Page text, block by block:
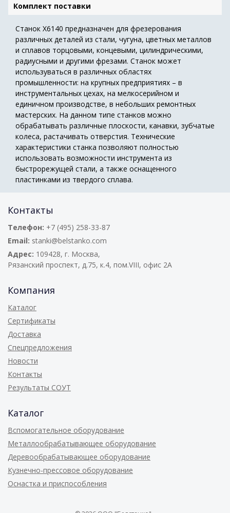
Комплект поставки
Станок X6140 предназначен для фрезерования
различных деталей из стали, чугуна, цветных металлов
и сплавов торцовыми, концевыми, цилиндрическими,
радиусными и другими фрезами. Станок может
используваться в различных областях
промышленности: на крупных предприятиях – в
инструментальных цехах, на мелкосерийном и
единичном производстве, в небольших ремонтных
мастерских. На данном типе станков можно
обрабатывать различные плоскости, канавки, зубчатые
колеса, растачивать отверстия. Технические
характеристики станка позволяют полностью
использовать возможности инструмента из
быстрорежущей стали, а также оснащенного
пластинками из твердого сплава.
Контакты
Телефон: +7 (495) 258-33-87
Email: stanki@belstanko.com
Адрес: 109428, г. Москва,
Рязанский проспект, д.75, к.4, пом.VIII, офис 2А
Компания
Каталог
Сертификаты
Доставка
Спецпредложения
Новости
Контакты
Результаты СОУТ
Каталог
Вспомогательное оборудование
Металлообрабатывающее оборудование
Деревообрабатывающее оборудование
Кузнечно-прессовое оборудование
Оснастка и приспособления